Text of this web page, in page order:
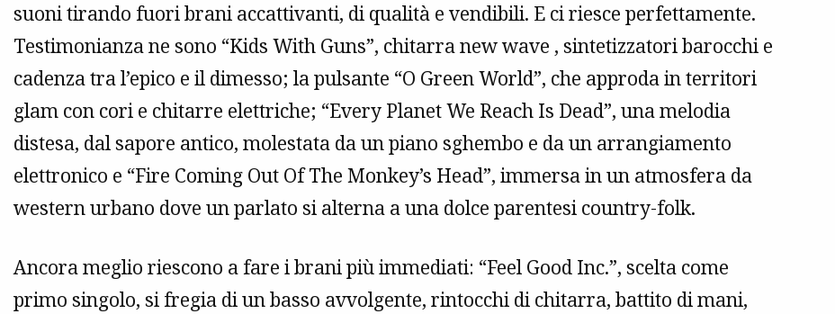
suoni tirando fuori brani accattivanti, di qualità e vendibili. E ci riesce perfettamente.
Testimonianza ne sono “Kids With Guns”, chitarra new wave , sintetizzatori barocchi e
cadenza tra l’epico e il dimesso; la pulsante “O Green World”, che approda in territori
glam con cori e chitarre elettriche; “Every Planet We Reach Is Dead”, una melodia
distesa, dal sapore antico, molestata da un piano sghembo e da un arrangiamento
elettronico e “Fire Coming Out Of The Monkey’s Head”, immersa in un atmosfera da
western urbano dove un parlato si alterna a una dolce parentesi country-folk.
Ancora meglio riescono a fare i brani più immediati: “Feel Good Inc.”, scelta come
primo singolo, si fregia di un basso avvolgente, rintocchi di chitarra, battito di mani,